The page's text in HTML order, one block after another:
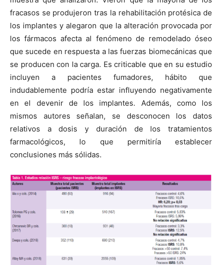
fracasos se produjeron tras la rehabilitación protésica de
los implantes y alegaron que la alteración provocada por
los fármacos afecta al fenómeno de remodelado óseo
que sucede en respuesta a las fuerzas biomecánicas que
se producen con la carga. Es criticable que en su estudio
incluyen a pacientes fumadores, hábito que
indudablemente podría estar influyendo negativamente
en el devenir de los implantes. Además, como los
mismos autores señalan, se desconocen los datos
relativos a dosis y duración de los tratamientos
farmacológicos, lo que permitiría establecer
conclusiones más sólidas.